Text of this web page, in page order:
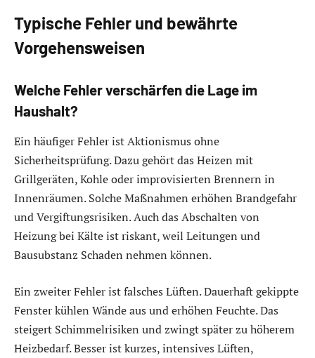
Typische Fehler und bewährte
Vorgehensweisen
Welche Fehler verschärfen die Lage im
Haushalt?
Ein häufiger Fehler ist Aktionismus ohne
Sicherheitsprüfung. Dazu gehört das Heizen mit
Grillgeräten, Kohle oder improvisierten Brennern in
Innenräumen. Solche Maßnahmen erhöhen Brandgefahr
und Vergiftungsrisiken. Auch das Abschalten von
Heizung bei Kälte ist riskant, weil Leitungen und
Bausubstanz Schaden nehmen können.
Ein zweiter Fehler ist falsches Lüften. Dauerhaft gekippte
Fenster kühlen Wände aus und erhöhen Feuchte. Das
steigert Schimmelrisiken und zwingt später zu höherem
Heizbedarf. Besser ist kurzes, intensives Lüften,